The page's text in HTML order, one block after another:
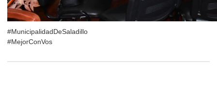
#MunicipalidadDeSaladillo
#MejorConVos